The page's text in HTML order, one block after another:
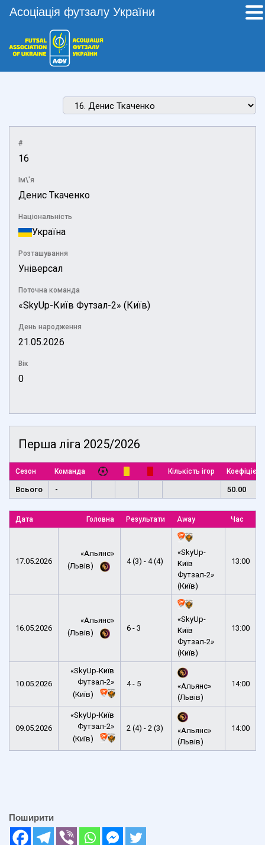
#
16
Ім\'я
Денис Ткаченко
Національність
Україна
Розташування
Універсал
Поточна команда
«SkyUp-Київ Футзал-2» (Київ)
День народження
21.05.2026
Вік
0
Перша ліга 2025/2026
Сезон Команда Кількість ігор
Всього - 50.00
Дата Головна Результати Away Час
17.05.2026
«Альянс»
(Львів)
4 (3) - 4 (4)
«SkyUp-
Київ
Футзал-2»
(Київ)
13:00
16.05.2026
«Альянс»
(Львів)
6 - 3
«SkyUp-
Київ
Футзал-2»
(Київ)
13:00
10.05.2026
«SkyUp-Київ
Футзал-2»
(Київ)
4 - 5
«Альянс»
(Львів)
14:00
09.05.2026
«SkyUp-Київ
Футзал-2»
(Київ)
2 (4) - 2 (3)
«Альянс»
(Львів)
14:00
Поширити
Асоціація футзалу України